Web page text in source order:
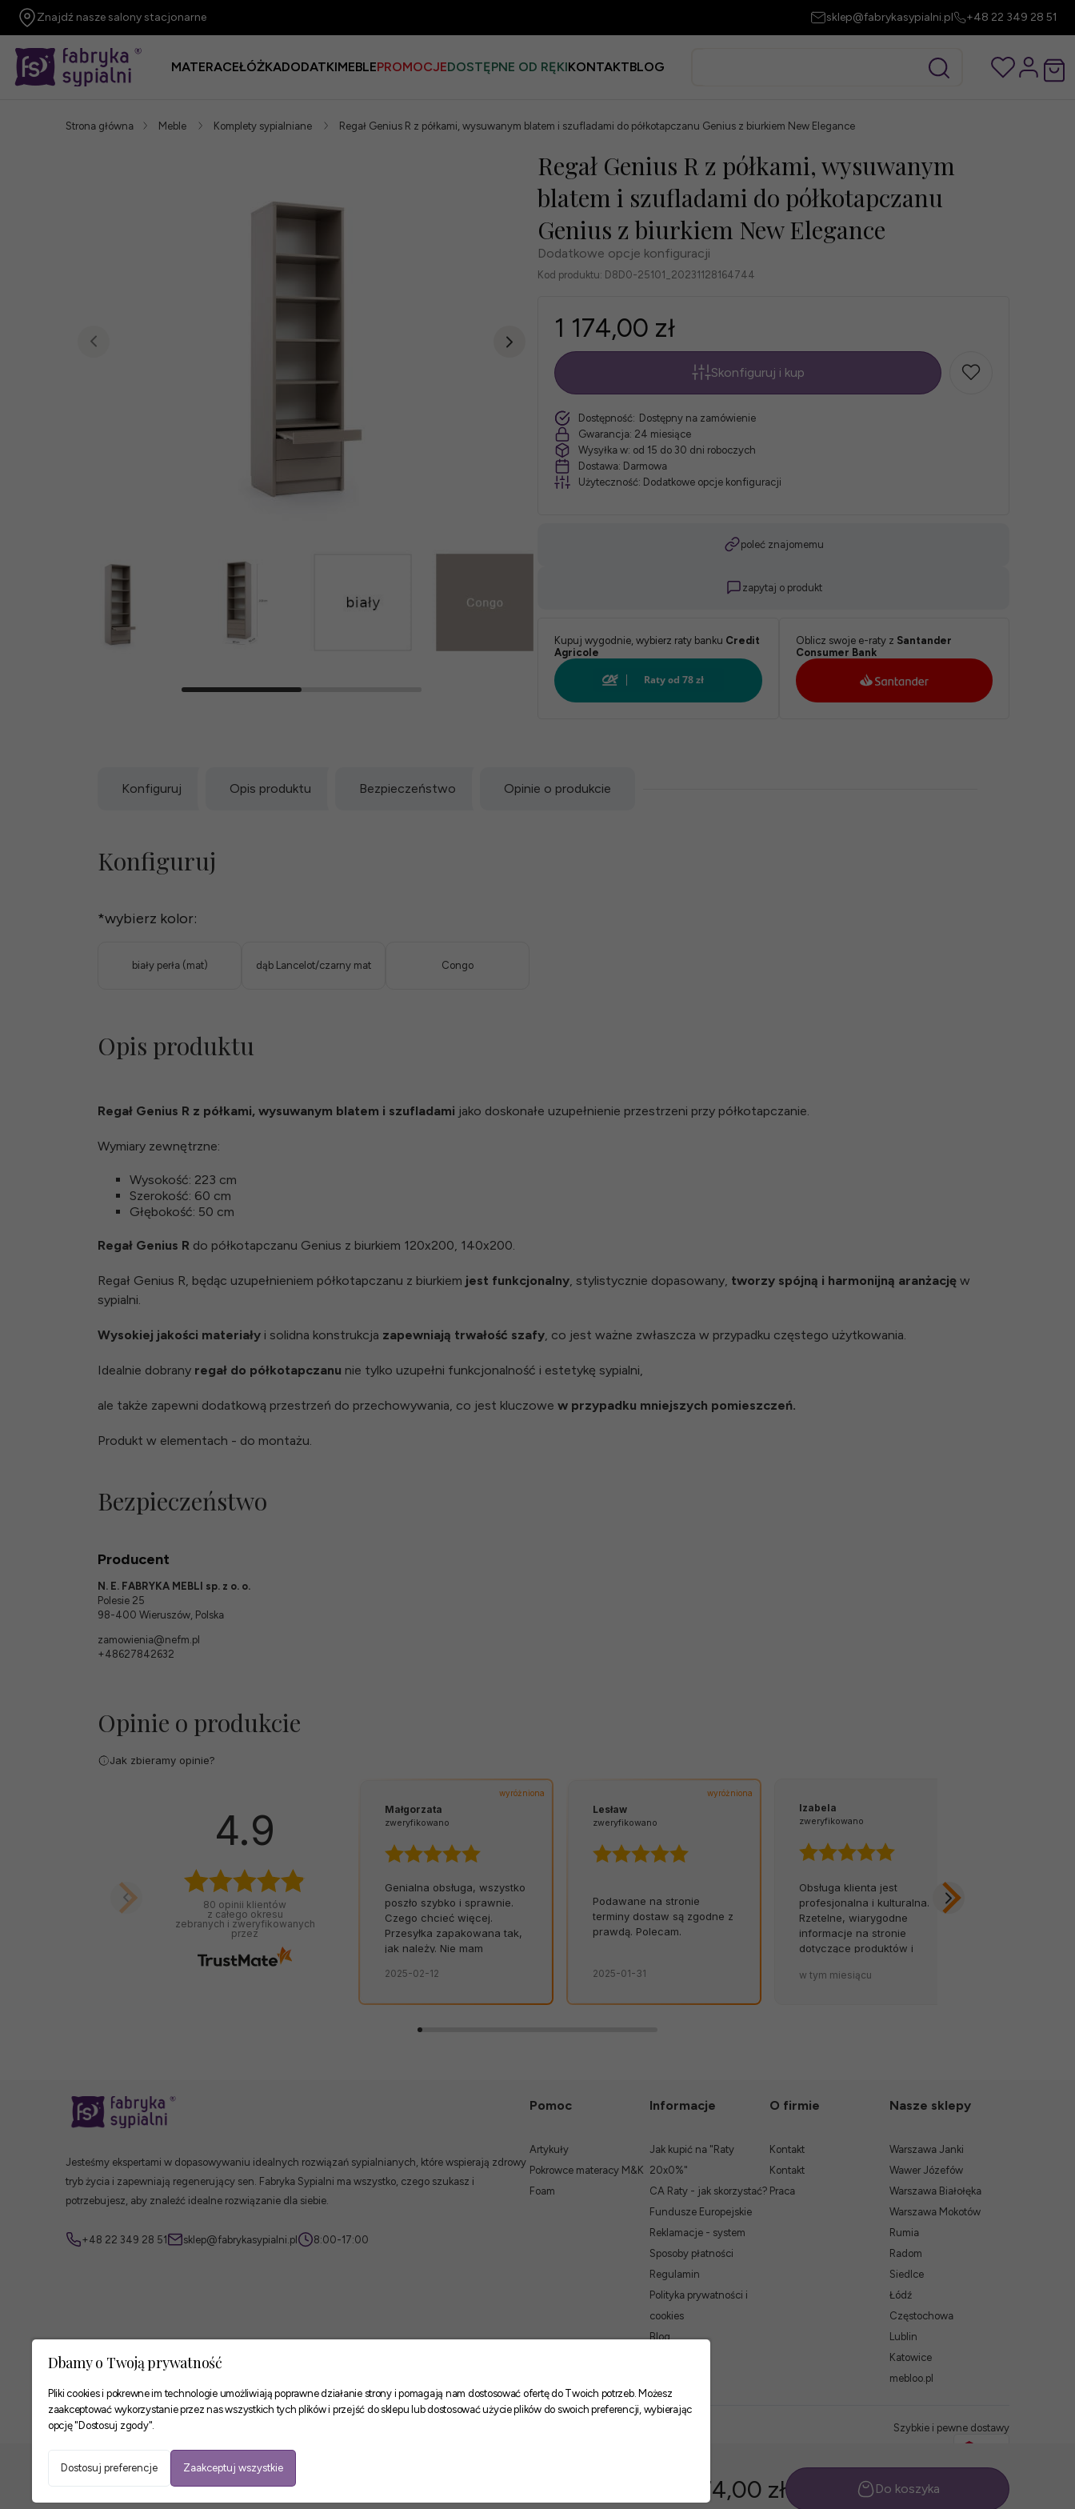
Znajdź nasze salony stacjonarne sklep@fabrykasypialni.pl +48 22 349 28 51
MATERACEŁÓŻKADODATKIMEBLEPROMOCJEDOSTĘPNE OD RĘKIKONTAKTBLOG
Strona główna Meble Komplety sypialniane Regał Genius R z półkami, wysuwanym blatem i szufladami do półkotapczanu Genius z biurkiem New Elegance
Regał Genius R z półkami, wysuwanym
blatem i szufladami do półkotapczanu
Genius z biurkiem New Elegance
Dodatkowe opcje konfiguracji
Kod produktu: D8D0-25101_20231128164744
1 174,00 zł
*
wybierz
kolor:
szt.
Skonfiguruj i kup
Dostępność: Dostępny na zamówienie
Gwarancja: 24 miesiące
Wysyłka w: od 15 do 30 dni roboczych
Dostawa: Darmowa
Użyteczność: Dodatkowe opcje konfiguracji
poleć znajomemu
zapytaj o produkt
Kupuj wygodnie, wybierz raty banku Credit
Agricole
Oblicz swoje e-raty z Santander
Consumer Bank
Konfiguruj Opis produktu Bezpieczeństwo Opinie o produkcie
Konfiguruj
*wybierz kolor:
biały perła (mat) dąb Lancelot/czarny mat Congo
Podsumowanie:wybierz kolor: 1 174,00 zł Do koszyka
Opis produktu
Regał Genius R z półkami, wysuwanym blatem i szufladami jako doskonałe uzupełnienie przestrzeni przy półkotapczanie.
Wymiary zewnętrzne:
Wysokość: 223 cm
Szerokość: 60 cm
Głębokość: 50 cm
Regał Genius R do półkotapczanu Genius z biurkiem 120x200, 140x200.
Regał Genius R, będąc uzupełnieniem półkotapczanu z biurkiem jest funkcjonalny , stylistycznie dopasowany, tworzy spójną i harmonijną aranżację w
sypialni.
Wysokiej jakości materiały i solidna konstrukcja zapewniają trwałość szafy , co jest ważne zwłaszcza w przypadku częstego użytkowania.
Idealnie dobrany regał do półkotapczanu nie tylko uzupełni funkcjonalność i estetykę sypialni,
ale także zapewni dodatkową przestrzeń do przechowywania, co jest kluczowe w przypadku mniejszych pomieszczeń.
Produkt w elementach - do montażu.
Bezpieczeństwo
Producent
N. E. FABRYKA MEBLI sp. z o. o.
Polesie 25
98-400 Wieruszów, Polska
zamowienia@nefm.pl
+48627842632
Opinie o produkcie
Jak zbieramy opinie?
4.9
80 opinii klientów
z całego okresu
zebranych i zweryfikowanych
przez
wyróżniona
Małgorzata
zweryfikowano
Genialna obsługa, wszystko
poszło szybko i sprawnie.
Czego chcieć więcej.
Przesyłka zapakowana tak,
jak należy. Nie mam
obsługa. Od razu widać, że
Zamówienie dostarczone
2025-02-12
wyróżniona
Lesław
zweryfikowano
Podawane na stronie
terminy dostaw są zgodne z
prawdą. Polecam.
2025-01-31
Izabela
zweryfikowano
Obsługa klienta jest
profesjonalna i kulturalna.
Rzetelne, wiarygodne
informacje na stronie
dotyczące produktów i
atut sklepu. 💪🔥
w tym miesiącu
Jesteśmy ekspertami w dopasowywaniu idealnych rozwiązań sypialnianych, które wspierają zdrowy
tryb życia i zapewniają regenerujący sen. Fabryka Sypialni ma wszystko, czego szukasz i
potrzebujesz, aby znaleźć idealne rozwiązanie dla siebie.
+48 22 349 28 51 sklep@fabrykasypialni.pl 8:00-17:00
Pomoc
Artykuły
Pokrowce materacy M&K
Foam
Informacje
Jak kupić na "Raty
20x0%"
CA Raty - jak skorzystać?
Fundusze Europejskie
Reklamacje - system
Sposoby płatności
Regulamin
Polityka prywatności i
cookies
Blog
O firmie
Kontakt
Kontakt
Praca
Nasze sklepy
Warszawa Janki
Wawer Józefów
Warszawa Białołęka
Warszawa Mokotów
Rumia
Radom
Siedlce
Łódź
Częstochowa
Lublin
Katowice
mebloo.pl
Zaufane płatności Szybkie i pewne dostawy
Dbamy o Twoją prywatność
Pliki cookies i pokrewne im technologie umożliwiają poprawne działanie strony i pomagają nam dostosować ofertę do Twoich potrzeb. Możesz
zaakceptować wykorzystanie przez nas wszystkich tych plików i przejść do sklepu lub dostosować użycie plików do swoich preferencji, wybierając
opcję "Dostosuj zgody".
Dostosuj preferencje Zaakceptuj wszystkie